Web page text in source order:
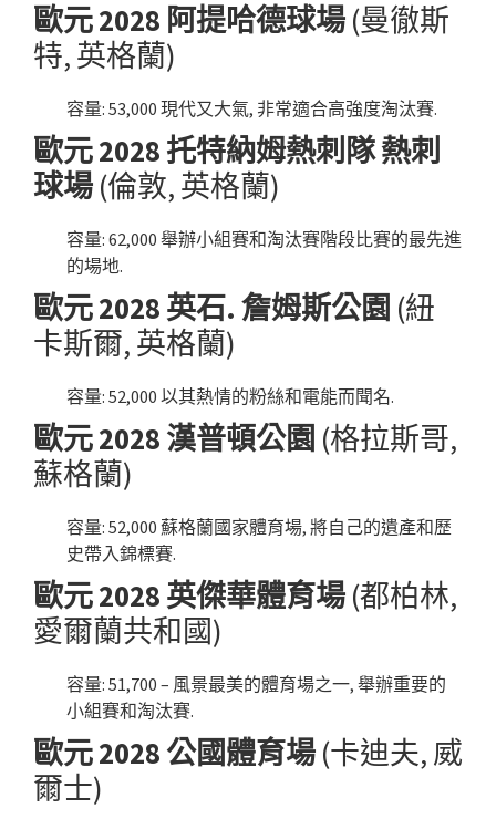
歐元 2028 阿提哈德球場 (曼徹斯
特, 英格蘭)
容量: 53,000 現代又大氣, 非常適合高強度淘汰賽.
歐元 2028 托特納姆熱刺隊 熱刺
球場 (倫敦, 英格蘭)
容量: 62,000 舉辦小組賽和淘汰賽階段比賽的最先進
的場地.
歐元 2028 英石. 詹姆斯公園 (紐
卡斯爾, 英格蘭)
容量: 52,000 以其熱情的粉絲和電能而聞名.
歐元 2028 漢普頓公園 (格拉斯哥,
蘇格蘭)
容量: 52,000 蘇格蘭國家體育場, 將自己的遺產和歷
史帶入錦標賽.
歐元 2028 英傑華體育場 (都柏林,
愛爾蘭共和國)
容量: 51,700 – 風景最美的體育場之一, 舉辦重要的
小組賽和淘汰賽.
歐元 2028 公國體育場 (卡迪夫, 威
爾士)